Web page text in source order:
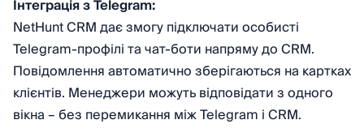
Інтеграція з Telegram:
NetHunt CRM дає змогу підключати особисті
Telegram-профілі та чат-боти напряму до CRM.
Повідомлення автоматично зберігаються на картках
клієнтів. Менеджери можуть відповідати з одного
вікна – без перемикання між Telegram і CRM.